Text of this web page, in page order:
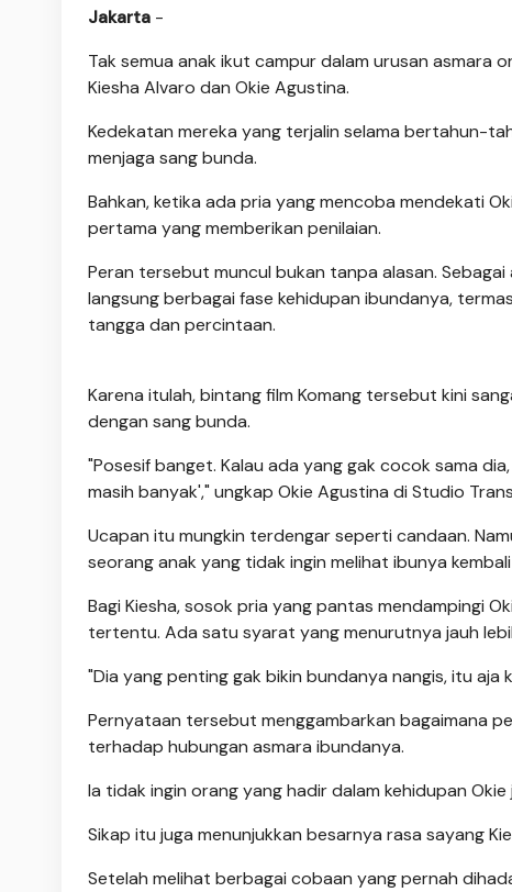
Jakarta -
Tak semua anak ikut campur dalam urusan asmara
Kiesha Alvaro dan Okie Agustina.
Kedekatan mereka yang terjalin selama bertahun-
menjaga sang bunda.
Bahkan, ketika ada pria yang mencoba mendekati
pertama yang memberikan penilaian.
Peran tersebut muncul bukan tanpa alasan.
langsung berbagai fase kehidupan ibundanya,
tangga dan percintaan.
Karena itulah, bintang film Komang tersebut kini
dengan sang bunda.
"Posesif banget. Kalau ada yang gak cocok sama
masih banyak'," ungkap Okie Agustina di Studio
Ucapan itu mungkin terdengar seperti candaan.
seorang anak yang tidak ingin melihat ibunya
Bagi Kiesha, sosok pria yang pantas mendampingi
tertentu. Ada satu syarat yang menurutnya jauh
"Dia yang penting gak bikin bundanya nangis, itu aja
Pernyataan tersebut menggambarkan bagaimana
terhadap hubungan asmara ibundanya.
Ia tidak ingin orang yang hadir dalam kehidupan
Sikap itu juga menunjukkan besarnya rasa sayang
Setelah melihat berbagai cobaan yang pernah